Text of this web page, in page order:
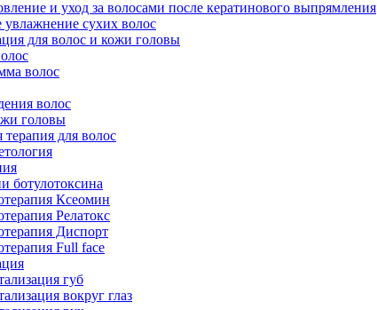
и уход за волосами после кератинового выпрямления
увлажнение сухих волос
для волос и кожи головы
волос
волос
головы
терапия для волос
ботулотоксина
Ксеомин
Релатокс
Диспорт
Full face
губ
вокруг глаз